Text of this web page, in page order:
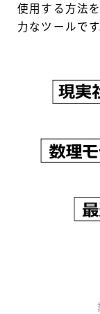
使用する方法
力なツールです